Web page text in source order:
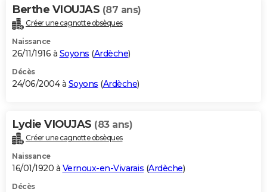
Berthe VIOUJAS (87 ans)
Créer une cagnotte obsèques
Naissance
26/11/1916 à Soyons (Ardèche)
Décès
24/06/2004 à Soyons (Ardèche)
Lydie VIOUJAS (83 ans)
Créer une cagnotte obsèques
Naissance
16/01/1920 à Vernoux-en-Vivarais (Ardèche)
Décès